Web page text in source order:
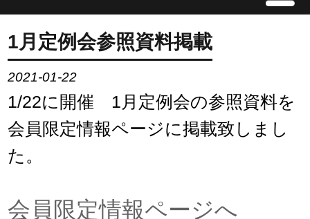
JMAについて
会員情報
イベント案内
ご入会案内
会員限定情報
1月定例会参照資料掲載
2021-01-22
1/22に開催 1月定例会の参照資料を
会員限定情報ページに掲載致しまし
た。
会員限定情報ページへ